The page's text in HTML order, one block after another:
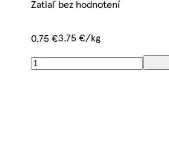
Zatiaľ bez hodnotení
0,75 €3,75 €/kg